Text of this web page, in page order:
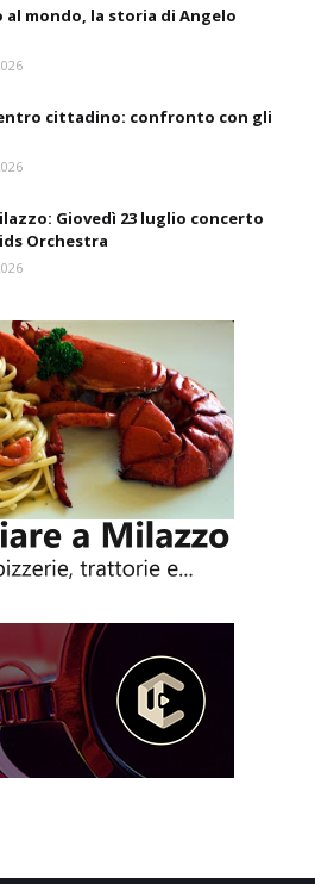
al mondo, la storia di Angelo
cittadino: confronto con gli
Giovedì 23 luglio concerto
Orchestra